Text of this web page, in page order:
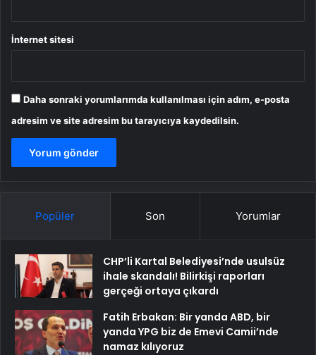
İnternet sitesi
Daha sonraki yorumlarımda kullanılması için adım, e-posta
adresim ve site adresim bu tarayıcıya kaydedilsin.
Popüler Son Yorumlar
CHP’li Kartal Belediyesi’nde usulsüz
ihale skandalı! Bilirkişi raporları
gerçeği ortaya çıkardı
Fatih Erbakan: Bir yanda ABD, bir
yanda YPG biz de Emevi Camii’nde
namaz kılıyoruz